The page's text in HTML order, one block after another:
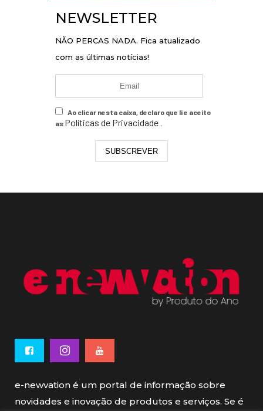
NEWSLETTER
NÃO PERCAS NADA. Fica atualizado
com as últimas notícias!
Ao clicar nesta caixa, declaro que li e aceito
as Políticas de Privacidade
SUBSCREVER
e-newvation é um portal de informação sobre
novidades e inovação de produtos e serviços. Se é